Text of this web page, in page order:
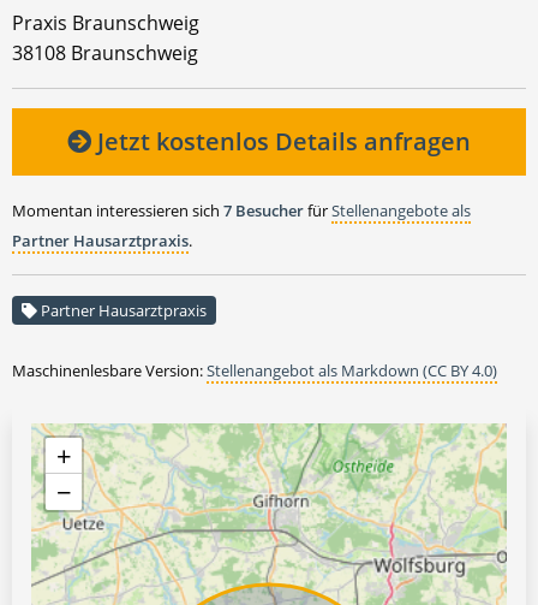
Praxis Braunschweig
38108 Braunschweig
Jetzt kostenlos Details anfragen
Momentan interessieren sich 7 BesucherfürStellenangebote als
Partner Hausarztpraxis.
Partner Hausarztpraxis
Maschinenlesbare Version:Stellenangebot als Markdown (CC BY 4.0)
+
−